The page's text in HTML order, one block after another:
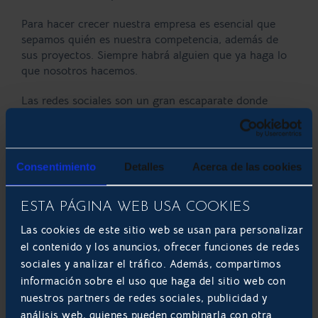
Consentimiento Detalles Acerca de las cookies
ESTA PÁGINA WEB USA COOKIES
Las cookies de este sitio web se usan para personalizar
el contenido y los anuncios, ofrecer funciones de redes
sociales y analizar el tráfico. Además, compartimos
información sobre el uso que haga del sitio web con
nuestros partners de redes sociales, publicidad y
análisis web, quienes pueden combinarla con otra
Para hacer crecer nuestra empresa es esencial que
sepamos quién es nuestra competencia, además de
sus proyectos. Siempre habrá alguien que ya haga lo
que nosotros hacemos.
Las redes sociales son un gran escaparate donde
poder observar lo que realiza nuestra competencia.
Analizar sus redes sociales y sacar conclusiones que
nos ayuden a mejorar es tan importante como cuidar
nuestras propias redes.
CATEGORIAS
ACTUALIDAD (44)
DESARROLLO DE APLICACIONES MÓVILES (16)
DESARROLLO DE E-COMMERCE (48)